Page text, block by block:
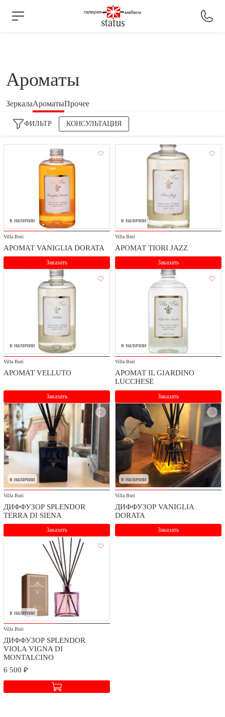
Ароматы
ЗеркалаАроматыПрочее
ФИЛЬТР КОНСУЛЬТАЦИЯ
в наличии
Villa Buti
АРОМАТ VANIGLIA DORATA
Заказать
в наличии
Villa Buti
АРОМАТ TIORI JAZZ
Заказать
в наличии
Villa Buti
АРОМАТ VELLUTO
Заказать
в наличии
Villa Buti
АРОМАТ IL GIARDINO
LUCCHESE
Заказать
в наличии
Villa Buti
ДИФФУЗОР SPLENDOR
TERRA DI SIENA
Заказать
в наличии
Villa Buti
ДИФФУЗОР VANIGLIA
DORATA
Заказать
в наличии
Villa Buti
ДИФФУЗОР SPLENDOR
VIOLA VIGNA DI
MONTALCINO
6 500 ₽